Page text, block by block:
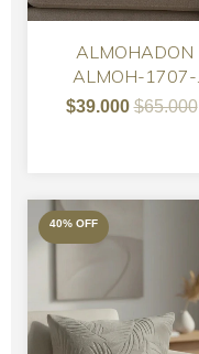
ALMOHADON
ALMOH-1707-
ALMOHADON
$39.000$65.000
40% OFF